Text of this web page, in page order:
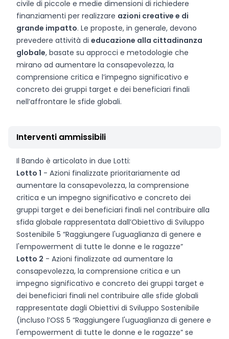
civile di piccole e medie dimensioni di richiedere
finanziamenti per realizzare azioni creative e di
grande impatto. Le proposte, in generale, devono
prevedere attività di educazione alla cittadinanza
globale, basate su approcci e metodologie che
mirano ad aumentare la consapevolezza, la
comprensione critica e l’impegno significativo e
concreto dei gruppi target e dei beneficiari finali
nell’affrontare le sfide globali.
Interventi ammissibili
Il Bando è articolato in due Lotti:
Lotto 1 - Azioni finalizzate prioritariamente ad
aumentare la consapevolezza, la comprensione
critica e un impegno significativo e concreto dei
gruppi target e dei beneficiari finali nel contribuire alla
sfida globale rappresentata dall’Obiettivo di Sviluppo
Sostenibile 5 “Raggiungere l'uguaglianza di genere e
l'empowerment di tutte le donne e le ragazze”
Lotto 2 - Azioni finalizzate ad aumentare la
consapevolezza, la comprensione critica e un
impegno significativo e concreto dei gruppi target e
dei beneficiari finali nel contribuire alle sfide globali
rappresentate dagli Obiettivi di Sviluppo Sostenibile
(incluso l’OSS 5 “Raggiungere l'uguaglianza di genere e
l'empowerment di tutte le donne e le ragazze” se